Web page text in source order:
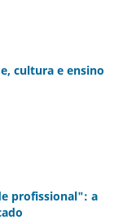
cultura e ensino
profissional": a